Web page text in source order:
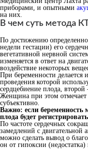
приборами, и опытными
на них.
В чем суть метода
По достижению
недели гестации) его
вегетативной нервной
изменяется в ответ на
воздействие некоторых
При беременности делается
проведения которой
сердцебиение плода,
Женщина при этом
субъективно.
Важно: если беременность
плода будет
По частоте сердечных
замедлений с
можно сделать вывод о
он от гипоксии (недостатка)